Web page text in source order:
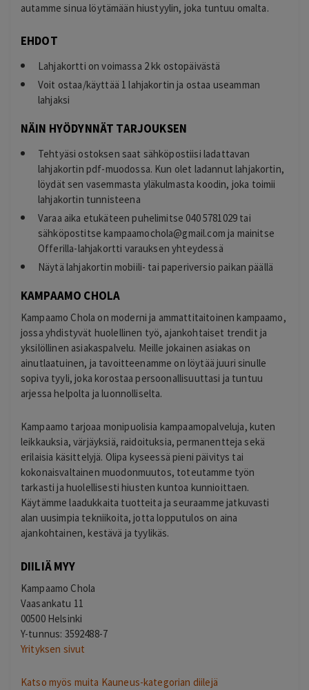
autamme sinua löytämään hiustyylin, joka tuntuu omalta.
EHDOT
Lahjakortti on voimassa 2 kk ostopäivästä
Voit ostaa/käyttää 1 lahjakortin ja ostaa useamman
lahjaksi
NÄIN HYÖDYNNÄT TARJOUKSEN
Tehtyäsi ostoksen saat sähköpostiisi ladattavan
lahjakortin pdf-muodossa. Kun olet ladannut lahjakortin,
löydät sen vasemmasta yläkulmasta koodin, joka toimii
lahjakortin tunnisteena
Varaa aika etukäteen puhelimitse 040 5781029 tai
sähköpostitsekampaamochola@gmail.com ja mainitse
Offerilla-lahjakortti varauksen yhteydessä
Näytä lahjakortin mobiili- tai paperiversio paikan päällä
KAMPAAMO CHOLA
Kampaamo Chola on moderni ja ammattitaitoinen kampaamo,
jossa yhdistyvät huolellinen työ, ajankohtaiset trendit ja
yksilöllinen asiakaspalvelu. Meille jokainen asiakas on
ainutlaatuinen, ja tavoitteenamme on löytää juuri sinulle
sopiva tyyli, joka korostaa persoonallisuuttasi ja tuntuu
arjessa helpolta ja luonnolliselta.
Kampaamo tarjoaa monipuolisia kampaamopalveluja, kuten
leikkauksia, värjäyksiä, raidoituksia, permanentteja sekä
erilaisia käsittelyjä. Olipa kyseessä pieni päivitys tai
kokonaisvaltainen muodonmuutos, toteutamme työn
tarkasti ja huolellisesti hiusten kuntoa kunnioittaen.
Käytämme laadukkaita tuotteita ja seuraamme jatkuvasti
alan uusimpia tekniikoita, jotta lopputulos on aina
ajankohtainen, kestävä ja tyylikäs.
DIILIÄ MYY
Kampaamo Chola
Vaasankatu 11
00500 Helsinki
Y-tunnus: 3592488-7
Yrityksen sivut
Katso myös muita Kauneus-kategorian diilejä